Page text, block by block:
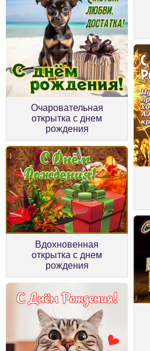
Очаровательная
открытка с днем
рождения
Вдохновенная
открытка с днем
рождения